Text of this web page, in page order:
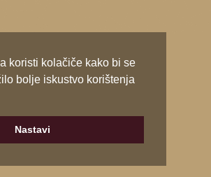
koristi kolačiče kako bi se
bolje iskustvo korištenja
Nastavi